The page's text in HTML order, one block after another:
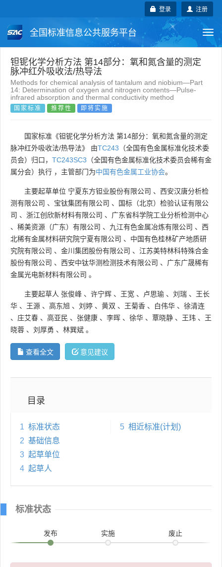
注册
登录
全国标准信息公共服务平台
国家标准 行业标准 地方标准
团体标准 企业标准 国际标准
国外标准 技术委员会
钽铌化学分析方法 第14部分：氧和氮含量的测定
脉冲红外吸收法/热导法
Methods for chemical analysis of tantalum and niobium—Part
14: Determination of oxygen and nitrogen contents—Pulse-
infrared absorption and thermal conductivity method
国家标准 推荐性 即将实施
国家标准《钽铌化学分析方法 第14部分：氧和氮含量的测定
脉冲红外吸收法/热导法》 由TC243 （全国有色金属标准化技术委
员会）归口， TC243SC3 （全国有色金属标准化技术委员会稀有金
属分会）执行 ，主管部门为中国有色金属工业协会。
主要起草单位 宁夏东方钽业股份有限公司 、 西安汉唐分析检
测有限公司 、 宝钛集团有限公司 、
国标（北京）检验认证有限公
司 、 浙江创欣新材料有限公司 、 广东省科学院工业分析检测中心
、 稀美资源（广东）有限公司 、 九江有色金属冶炼有限公司 、 西
北稀有金属材料研究院宁夏有限公司 、 中国有色桂林矿产地质研
究院有限公司 、 金川集团股份有限公司 、 江苏美特林科特殊合金
股份有限公司 、 西安中钛华测检测技术有限公司 、 广东广晟稀有
金属光电新材料有限公司 。
主要起草人 张俊峰 、 许宁辉 、 王宽 、 卢思瑜 、 刘瑞 、 王长
华 、 王源 、 高东旭 、 刘婷 、 黄双 、 王菊香 、 白伟华 、 徐清连
、 庄艾春 、 高亚民 、 张健康 、 李晖 、 徐华 、 覃晓静 、 王玮 、 王
晓蓉 、 刘厚勇 、 林巽斌 。
查看全文 意见建议
目录
1 标准状态
2 基础信息
3 起草单位
4 起草人
5 相近标准(计划)
标准状态
发布 实施 废止